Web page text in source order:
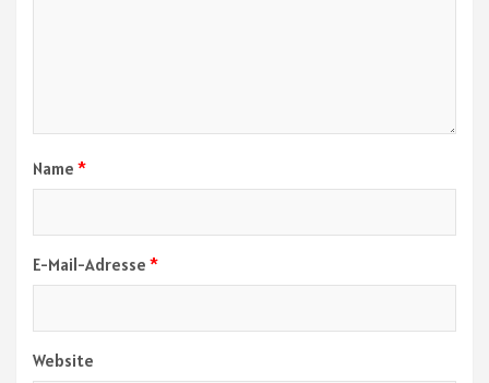
Name *
E-Mail-Adresse *
Website